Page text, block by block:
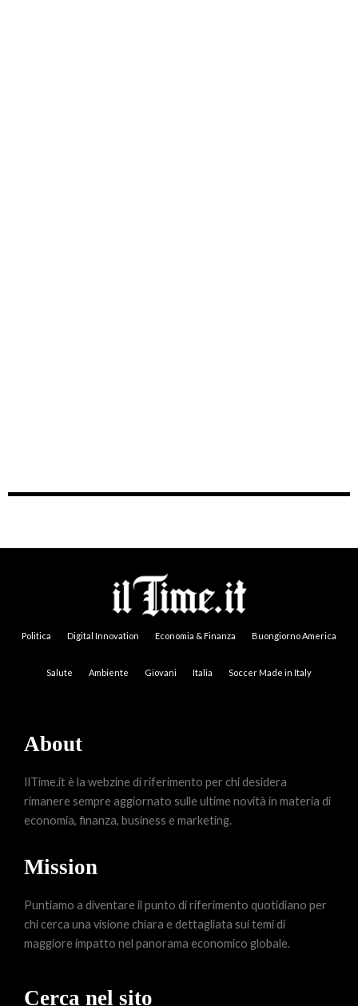
Politica Digital Innovation Economia & Finanza Buongiorno America
Salute Ambiente Giovani Italia Soccer Made in Italy
About
IlTime.it è la webzine di riferimento per chi desidera
rimanere sempre aggiornato sulle ultime novità in materia di
economia, finanza, business e marketing.
Mission
Puntiamo a diventare il punto di riferimento quotidiano per
chi cerca una visione chiara e dettagliata sui temi di
maggiore impatto nel panorama economico globale.
Cerca nel sito